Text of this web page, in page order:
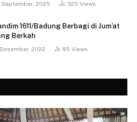
September, 2025 325 Views
1611/Badung Berbagi di Jum’at
Berkah
2022 85 Views